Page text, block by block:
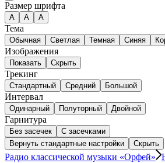
Размер шрифта
А A A
Тема
Обычная Светлая Темная Синяя
Изображения
Показать Скрыть
Трекинг
Стандартный Средний Большой
Интервал
Одинарный Полуторный Двойной
Гарнитура
Без засечек
С засечками
Вернуть стандартные настройки
Скрыть
Радио классической музыки «Орфей»